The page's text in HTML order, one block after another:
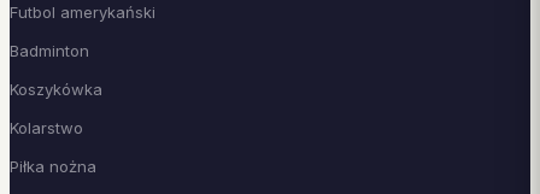
Futbol amerykański
Badminton
Koszykówka
Kolarstwo
Piłka nożna